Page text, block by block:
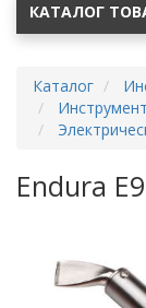
КАТАЛОГ
Каталог
Endura